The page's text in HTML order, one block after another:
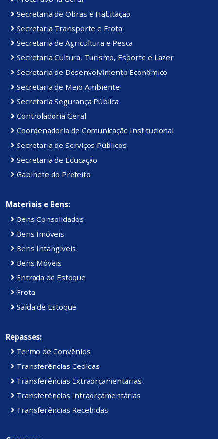
Secretaria de Obras e Habitação
Secretaria Transporte e Frota
Secretaria de Agricultura e Pesca
Secretaria Cultura, Turismo, Esporte e Lazer
Secretaria de Desenvolvimento Econômico
Secretaria de Meio Ambiente
Secretaria Segurança Pública
Controladoria Geral
Coordenadoria de Comunicação Institucional
Secretaria de Serviços Públicos
Secretaria de Educação
Gabinete do Prefeito
Materiais e Bens:
Bens Consolidados
Bens Imóveis
Bens Intangiveis
Bens Móveis
Entrada de Estoque
Frota
Saída de Estoque
Repasses:
Termo de Convênios
Transferências Cedidas
Transferências Extraorçamentárias
Transferências Intraorçamentárias
Transferências Recebidas